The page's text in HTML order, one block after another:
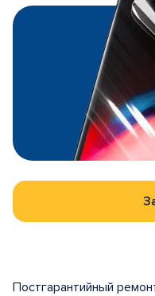
Постгарантийный